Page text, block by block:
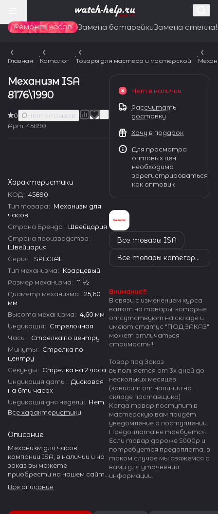
Ремонт часов Замена батарейкиЗамена стекла
Главная Каталог Товары для мастера и мастерской
Механизм ISA
8176\1990
0
Нет отзывов
Арт. 45890
Характеристики
КОД: 45890
Тип товара: Механизм для
часов
Страна Бренда: Швейцария
Страна производства:
Швейцария
Серия: SPECIAL
Тип механизма: Кварцевый
Размер механизма: 11 ½
Диаметр механизма: 25,60
мм
Высота механизма: 4,60 мм
Индикация: Стрелочная
Часы: Стрелка по центру
Минуты: Стрелка по
центру
Секунды: Стрелка на 2 часа
Индикация даты: Дисковая
на 6ти часах
Индикация дня недели: Нет
Все характеристики
Описание
Механизм для часов
компании ISA, в наличии и на
заказ вы можете
приобрести на нашем сайте
данный момент прекратило
Все описание
Нет в наличии
Рассчитать
доставку
Хочу в подарок
Для просмотра
оптовых цен
необходимо
зарегистрироваться
как оптовик
Все товары ISA
Все товары категории
Внимание!!!
В связи с изменением курса
валют на товары, которые
отсутствуют на складе и
имеют статус "ПОД ЗАКАЗ"
может отличаться
стоимость!!!
Товар под Заказ
выполняется от 3х дней до
нескольких месяцев
(зависит от наличия на
складе поставщика)
Когда товар поступит в
мастерскую вам придёт
уведомление о поступлении.
Предоплата не требуется.
Если товар дороже 5000р и
потребуется предоплата, в
таком случае мы свяжемся с
вами для уточнения
информации.